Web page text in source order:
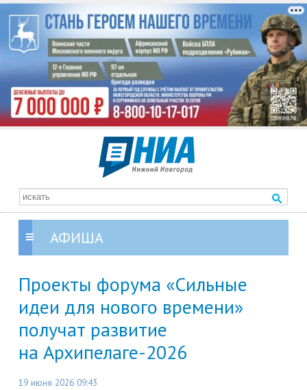
АФИША
Проекты форума «Сильные
идеи для нового времени»
получат развитие
на Архипелаге-2026
19 июня 2026 09:43